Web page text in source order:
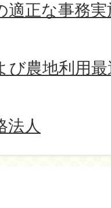
適正な事務
び農地利用
法人